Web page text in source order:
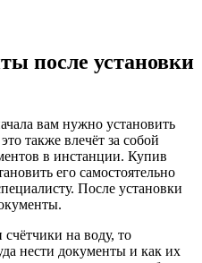
после установки
вам нужно установить
также влечёт за собой
в инстанции. Купив
его самостоятельно
После установки
на воду, то
нести документы и как их